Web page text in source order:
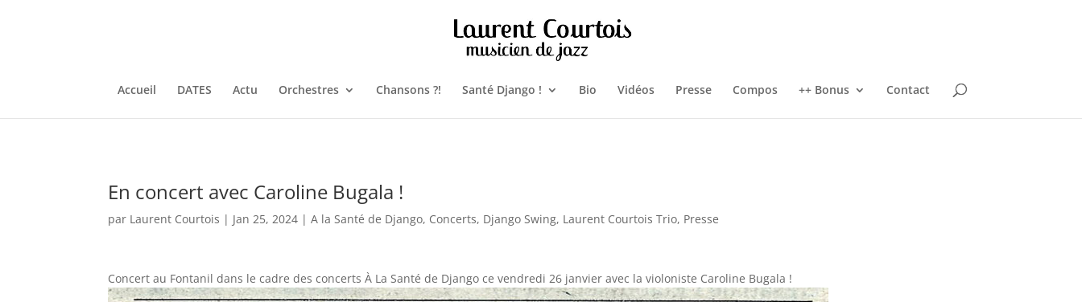
Accueil DATES Actu Orchestres Chansons ?! Santé Django ! Bio Vidéos Presse Compos ++ Bonus Contact
En concert avec Caroline Bugala !
par Laurent Courtois | Jan 25, 2024 |A la Santé de Django, Concerts, Django Swing, Laurent Courtois Trio, Presse
Concert au Fontanil dans le cadre des concerts À La Santé de Django ce vendredi 26 janvier avec la violoniste Caroline Bugala !